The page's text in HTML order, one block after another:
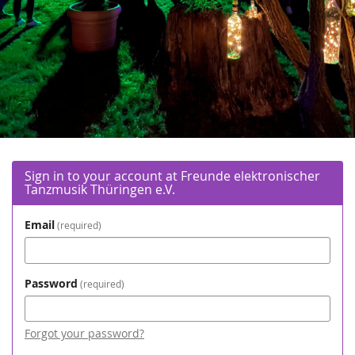
Sign in to your account at Freunde elektronischer
Tanzmusik Thüringen e.V.
Email required
Password required
Forgot your password?